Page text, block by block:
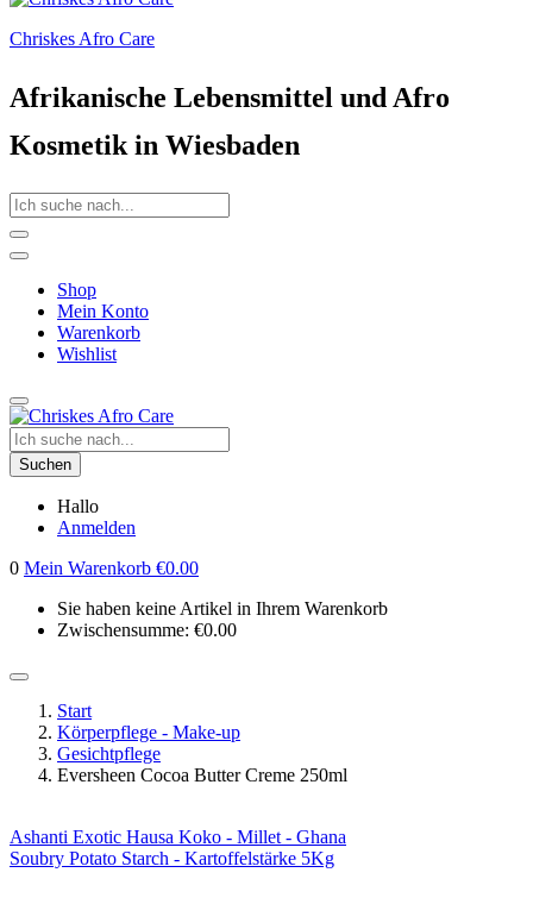
Chriskes Afro Care
Afrikanische Lebensmittel und Afro
Kosmetik in Wiesbaden
Shop
Mein Konto
Warenkorb
Wishlist
Suchen
Hallo
Anmelden
0 Mein Warenkorb €0.00
Sie haben keine Artikel in Ihrem Warenkorb
Zwischensumme: €0.00
Start
Körperpflege - Make-up
Gesichtpflege
Eversheen Cocoa Butter Creme 250ml
Ashanti Exotic Hausa Koko - Millet - Ghana
Soubry Potato Starch - Kartoffelstärke 5Kg